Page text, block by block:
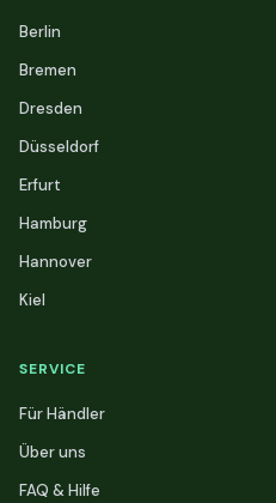
Berlin
Bremen
Dresden
Düsseldorf
Erfurt
Hamburg
Hannover
Kiel
SERVICE
Für Händler
Über uns
FAQ & Hilfe